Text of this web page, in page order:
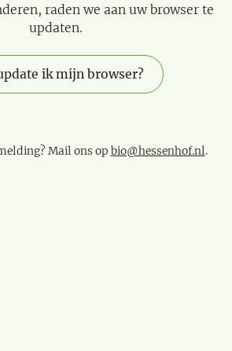
raden we aan uw browser te
updaten.
ik mijn browser?
Mail ons op bio@hessenhof.nl.